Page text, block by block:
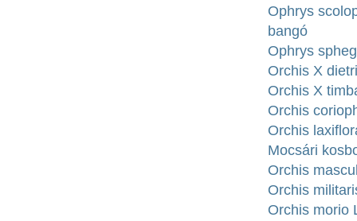
Ophrys
bangó
Ophrys
Orchis X
Orchis X
Orchis
Orchis
Mocsári
Orchis
Orchis
Orchis morio